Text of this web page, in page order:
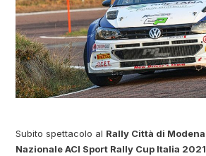
Subito spettacolo al Rally Città di Modena
Nazionale ACI Sport Rally Cup Italia 2021